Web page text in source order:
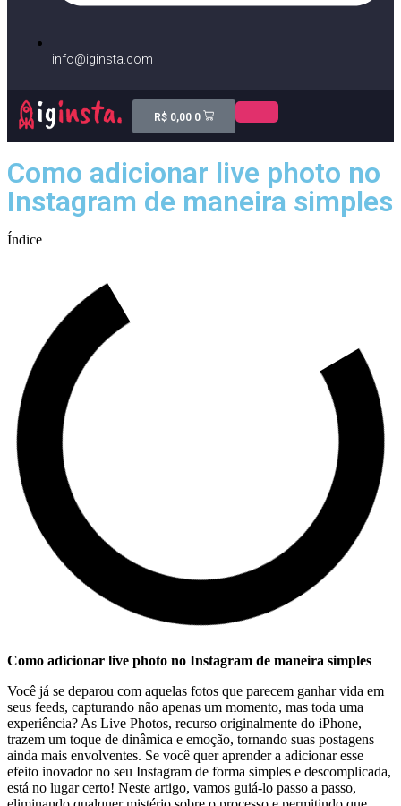
info@iginsta.com
R$0,00 0
Como adicionar live photo no
Instagram de maneira simples
Índice
Como adicionar live photo no Instagram de maneira simples
Você já se deparou com ⁣aquelas ‍fotos que parecem ganhar‌ vida em
seus feeds, capturando não apenas um⁢ momento, mas toda uma
experiência? As ⁣Live Photos, recurso originalmente do iPhone,
trazem um toque ‌de ⁤dinâmica​ e emoção, tornando suas postagens⁤
ainda mais envolventes. ‍Se você ‌quer aprender ⁣a adicionar⁤ esse
efeito inovador ‌no‌ seu Instagram de⁤ forma simples e descomplicada,
está no lugar certo! Neste artigo, ⁣vamos guiá-lo passo‍ a passo,